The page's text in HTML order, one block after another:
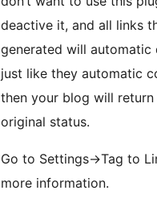
deactive it, and all links
generated will automatic
just like they automatic
then your blog will
original status.
Go to Settings->Tag to
more information.